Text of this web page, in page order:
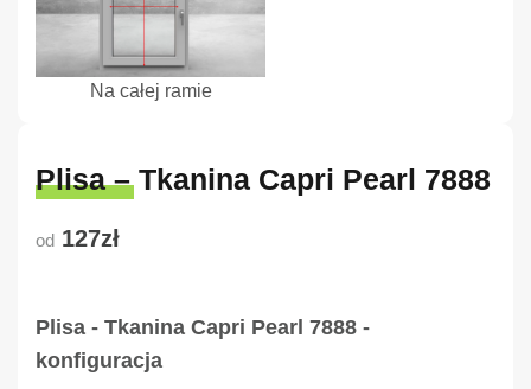
Na całej ramie
Plisa – Tkanina Capri Pearl 7888
od 127zł
Plisa - Tkanina Capri Pearl 7888 -
konfiguracja